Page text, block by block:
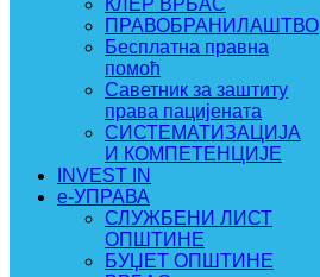
КЛЕР ВРБАС
ПРАВОБРАНИЛАШТВО
Бесплатна правна
помоћ
Саветник за заштиту
права пацијената
СИСТЕМАТИЗАЦИЈА
И КОМПЕТЕНЦИЈЕ
INVEST IN
e-УПРАВА
СЛУЖБЕНИ ЛИСТ
ОПШТИНЕ
БУЏЕТ ОПШТИНЕ